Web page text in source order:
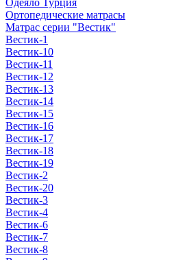
Одеяло Турция
Ортопедические матрасы
Матрас серии "Вестик"
Вестик-1
Вестик-10
Вестик-11
Вестик-12
Вестик-13
Вестик-14
Вестик-15
Вестик-16
Вестик-17
Вестик-18
Вестик-19
Вестик-2
Вестик-20
Вестик-3
Вестик-4
Вестик-6
Вестик-7
Вестик-8